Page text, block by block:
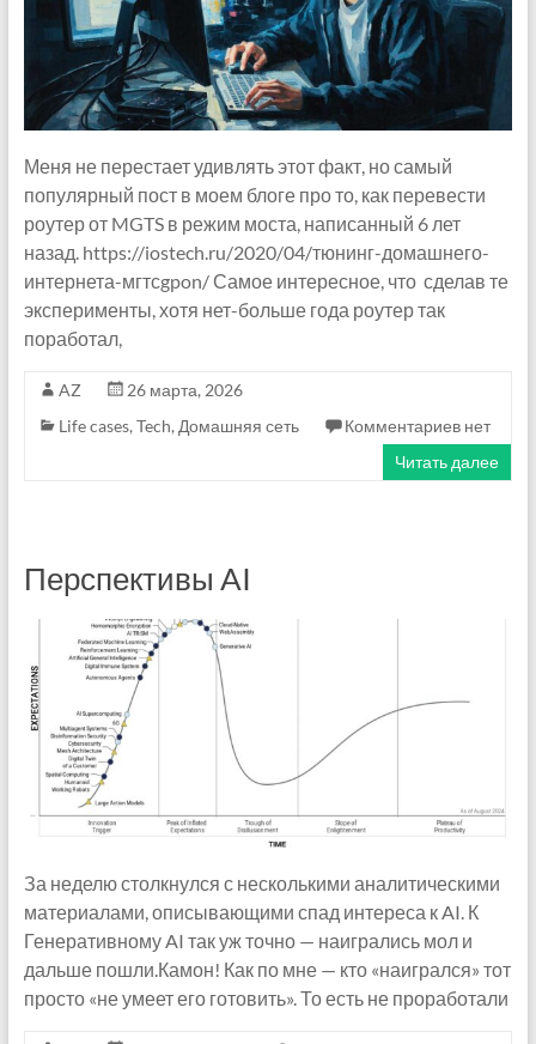
Меня не перестает удивлять этот факт, но самый
популярный пост в моем блоге про то, как перевести
роутер от MGTS в режим моста, написанный 6 лет
назад. https://iostech.ru/2020/04/тюнинг-домашнего-
интернета-мгтсgpon/ Самое интересное, что сделав те
эксперименты, хотя нет-больше года роутер так
поработал,
AZ
26 марта, 2026
Life cases, Tech, Домашняя сеть
Комментариев нет
Читать далее
Перспективы AI
За неделю столкнулся с несколькими аналитическими
материалами, описывающими спад интереса к AI. К
Генеративному AI так уж точно — наигрались мол и
дальше пошли.Камон! Как по мне — кто «наигрался» тот
просто «не умеет его готовить». То есть не проработали